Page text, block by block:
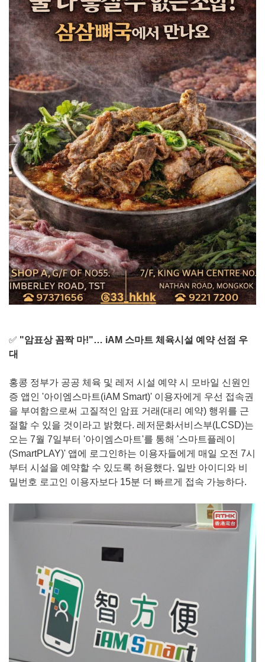
✅ "암표상 꼼짝 마!"… iAM 스마트 체육시설 예약 선점 우
대
홍콩 정부가 공공 체육 및 레저 시설 예약 시 모바일 신원인
증 앱인 '아이엠스마트(iAM Smart)' 이용자에게 우선 접속권
을 부여함으로써 고질적인 암표 거래(대리 예약) 행위를 근
절할 수 있을 것이라고 밝혔다. 레저문화서비스부(LCSD)는
오는 7월 7일부터 '아이엠스마트'를 통해 '스마트플레이
(SmartPLAY)' 앱에 로그인하는 이용자들에게 매일 오전 7시
부터 시설을 예약할 수 있도록 허용했다. 일반 아이디와 비
밀번호 로고인 이용자보다 15분 더 빠르게 접속 가능하다.